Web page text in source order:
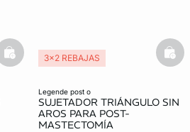
basketfull
legende post o
SUJETADOR TRIÁNGULO SIN
AROS PARA POST-
MASTECTOMÍA
3x2 REBAJAS